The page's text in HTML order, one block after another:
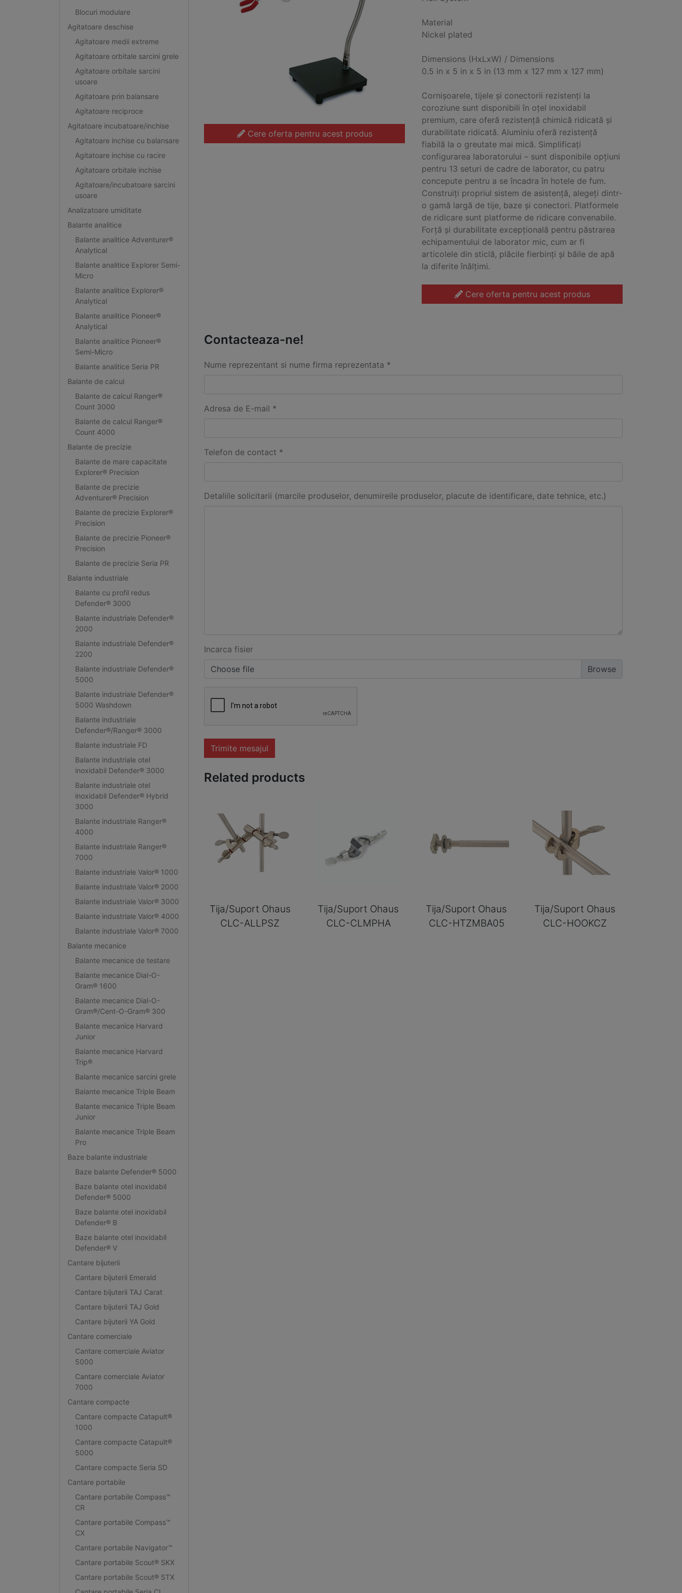
Blocuri modulare
Agitatoare deschise
Agitatoare medii extreme
Agitatoare orbitale sarcini grele
Agitatoare orbitale sarcini
usoare
Agitatoare prin balansare
Agitatoare reciproce
Agitatoare incubatoare/inchise
Agitatoare inchise cu balansare
Agitatoare inchise cu racire
Agitatoare orbitale inchise
Agitatoare/incubatoare sarcini
usoare
Analizatoare umiditate
Balante analitice
Balante analitice Adventurer®
Analytical
Balante analitice Explorer Semi-
Micro
Balante analitice Explorer®
Analytical
Balante analitice Pioneer®
Analytical
Balante analitice Pioneer®
Semi-Micro
Balante analitice Seria PR
Balante de calcul
Balante de calcul Ranger®
Count 3000
Balante de calcul Ranger®
Count 4000
Balante de precizie
Balante de mare capacitate
Explorer® Precision
Balante de precizie
Adventurer® Precision
Balante de precizie Explorer®
Precision
Balante de precizie Pioneer®
Precision
Balante de precizie Seria PR
Balante industriale
Balante cu profil redus
Defender® 3000
Balante industriale Defender®
2000
Balante industriale Defender®
2200
Balante industriale Defender®
5000
Balante industriale Defender®
5000 Washdown
Balante industriale
Defender®/Ranger® 3000
Balante industriale FD
Balante industriale otel
inoxidabil Defender® 3000
Balante industriale otel
inoxidabil Defender® Hybrid
3000
Balante industriale Ranger®
4000
Balante industriale Ranger®
7000
Balante industriale Valor® 1000
Balante industriale Valor® 2000
Balante industriale Valor® 3000
Balante industriale Valor® 4000
Balante industriale Valor® 7000
Balante mecanice
Balante mecanice de testare
Balante mecanice Dial-O-
Gram® 1600
Balante mecanice Dial-O-
Gram®/Cent-O-Gram® 300
Balante mecanice Harvard
Junior
Balante mecanice Harvard
Trip®
Balante mecanice sarcini grele
Balante mecanice Triple Beam
Balante mecanice Triple Beam
Junior
Balante mecanice Triple Beam
Pro
Baze balante industriale
Baze balante Defender® 5000
Baze balante otel inoxidabil
Defender® 5000
Baze balante otel inoxidabil
Defender® B
Baze balante otel inoxidabil
Defender® V
Cantare bijuterii
Cantare bijuterii Emerald
Cantare bijuterii TAJ Carat
Cantare bijuterii TAJ Gold
Cantare bijuterii YA Gold
Cantare comerciale
Cantare comerciale Aviator
5000
Cantare comerciale Aviator
7000
Cantare compacte
Cantare compacte Catapult®
1000
Cantare compacte Catapult®
5000
Cantare compacte Seria SD
Cantare portabile
Cantare portabile Compass™
CR
Cantare portabile Compass™
CX
Cantare portabile Navigator™
Cantare portabile Scout® SKX
Cantare portabile Scout® STX
Cere oferta pentru acest produs
Material
Nickel plated
Dimensions (HxLxW) / Dimensions
0.5 in x 5 in x 5 in (13 mm x 127 mm x 127 mm)
Cornișoarele, tijele și conectorii rezistenți la
coroziune sunt disponibili în oțel inoxidabil
premium, care oferă rezistență chimică ridicată și
durabilitate ridicată. Aluminiu oferă rezistență
fiabilă la o greutate mai mică. Simplificați
configurarea laboratorului – sunt disponibile opțiuni
pentru 13 seturi de cadre de laborator, cu patru
concepute pentru a se încadra în hotele de fum.
Construiți propriul sistem de asistență, alegeți dintr-
o gamă largă de tije, baze și conectori. Platformele
de ridicare sunt platforme de ridicare convenabile.
Forță și durabilitate excepțională pentru păstrarea
echipamentului de laborator mic, cum ar fi
articolele din sticlă, plăcile fierbinți și băile de apă
la diferite înălțimi.
Cere oferta pentru acest produs
Contacteaza-ne!
Nume reprezentant si nume firma reprezentata *
Adresa de E-mail *
Telefon de contact *
Detaliile solicitarii (marcile produselor, denumireile produselor, placute de identificare, date tehnice, etc.)
Incarca fisier
Choose file
Trimite mesajul
Related products
Tija/Suport Ohaus
CLC-ALLPSZ
Tija/Suport Ohaus
CLC-CLMPHA
Tija/Suport Ohaus
CLC-HTZMBA05
Tija/Suport Ohaus
CLC-HOOKCZ